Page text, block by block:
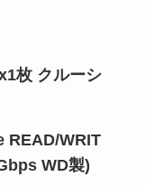
枚 クルーシ
READ/WRIT
WD製)